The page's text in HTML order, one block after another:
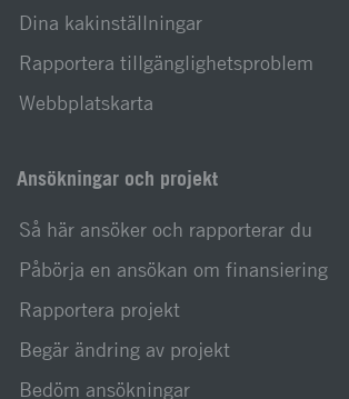
Dina kakinställningar
Rapportera tillgänglighetsproblem
Webbplatskarta
Ansökningar och projekt
Så här ansöker och rapporterar du
Påbörja en ansökan om finansiering
Rapportera projekt
Begär ändring av projekt
Bedöm ansökningar